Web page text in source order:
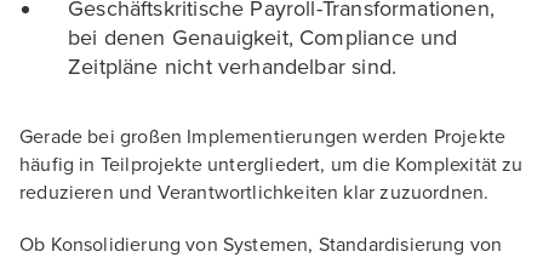
Geschäftskritische Payroll-Transformationen,
bei denen Genauigkeit, Compliance und
Zeitpläne nicht verhandelbar sind.
Gerade bei großen Implementierungen werden Projekte
häufig in Teilprojekte untergliedert, um die Komplexität zu
reduzieren und Verantwortlichkeiten klar zuzuordnen.
Ob Konsolidierung von Systemen, Standardisierung von